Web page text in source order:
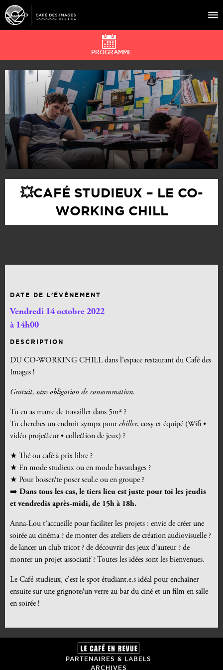
À L’AFFICHE
ÉVÉNEMENTS
CAFÉ DU CINÉ
PRATIQUE
ÉDUCATION AUX IMAGES
PROGRAMME
💥CAFÉ STUDIEUX – LE CO-
WORKING CHILL
DATE DE L’ÉVÉNEMENT
Vendredi 14 octobre 2022
à 14h00
DESCRIPTION
DU CO-WORKING CHILL dans l’espace restaurant du Café des
Images !
Gratuit, sans obligation de consommation.
Tu en as marre de travailler dans 5m² ?
Tu cherches un endroit sympa pourchiller, cosy et équipé (Wifi •
vidéo projecteur • collection de jeux) ?
★ Thé ou café à prix libre ?
★ En mode studieux ou en mode bavardages ?
★ Pour bosser/te poser seul.e ou en groupe ?
➡️ Dans tous les cas, le tiers lieu est juste pour toi les jeudis
et vendredis après-midi, de 15h à 18h.
Anna-Lou t’accueille pour faciliter les projets : envie de créer une
soirée au cinéma ? de monter des ateliers de création audiovisuelle ?
de lancer un club tricot ? de découvrir des jeux d’auteur ? de
monter un projet associatif ? Toutes les idées sont les bienvenues.
Le Café studieux, c’est le spot étudiant.e.s idéal pour enchaîner
ensuite sur une grignote/un verre au bar du ciné et un film en salle
en soirée !
PARTENAIRES & LABELS
ARCHIVES